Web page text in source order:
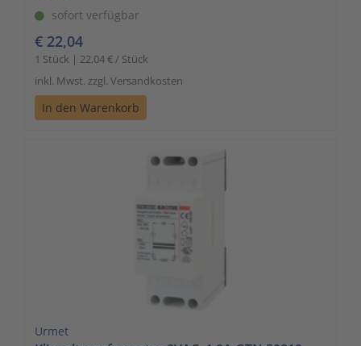
sofort verfügbar
€ 22,04
1 Stück | 22,04 € / Stück
inkl. Mwst. zzgl. Versandkosten
In den Warenkorb
Urmet